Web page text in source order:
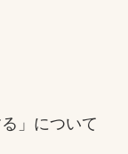
」について